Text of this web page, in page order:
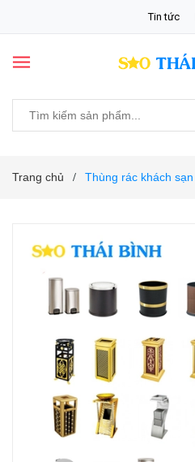
Tin tức
Trang chủ / Thùng rác khách sạn